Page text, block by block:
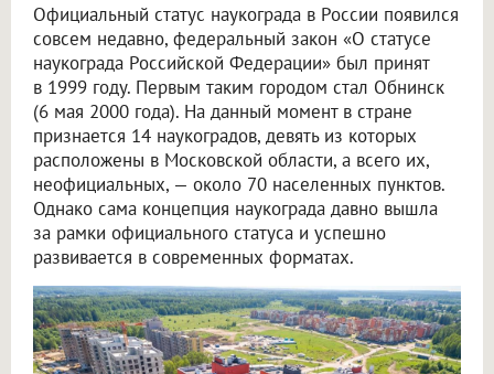
Официальный статус наукограда в России появился
совсем недавно, федеральный закон «О статусе
наукограда Российской Федерации» был принят
в 1999 году. Первым таким городом стал Обнинск
(6 мая 2000 года). На данный момент в стране
признается 14 наукоградов, девять из которых
расположены в Московской области, а всего их,
неофициальных, — около 70 населенных пунктов.
Однако сама концепция наукограда давно вышла
за рамки официального статуса и успешно
развивается в современных форматах.